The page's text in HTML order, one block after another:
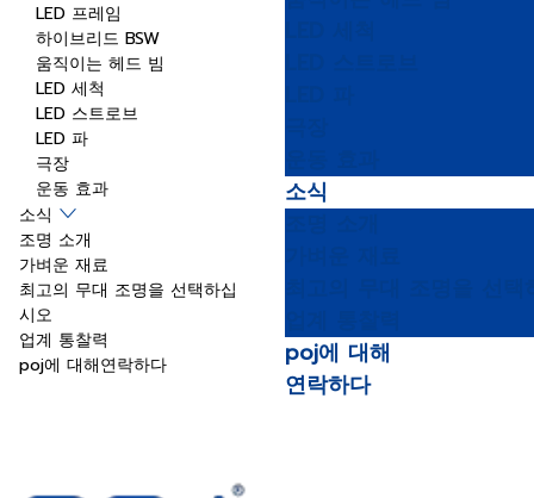
LED 프레임
하이브리드 BSW
움직이는 헤드 빔
LED 세척
LED 스트로브
LED 파
극장
운동 효과
소식
조명 소개
가벼운 재료
최고의 무대 조명을 선택하십
시오
업계 통찰력
poj에 대해연락하다
소식
poj에 대해
연락하다